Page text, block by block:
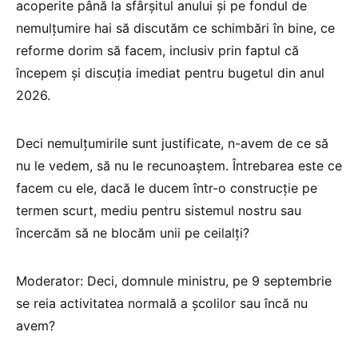
acoperite până la sfârșitul anului și pe fondul de
nemulțumire hai să discutăm ce schimbări în bine, ce
reforme dorim să facem, inclusiv prin faptul că
începem și discuția imediat pentru bugetul din anul
2026.
Deci nemulțumirile sunt justificate, n-avem de ce să
nu le vedem, să nu le recunoaștem. Întrebarea este ce
facem cu ele, dacă le ducem într-o construcție pe
termen scurt, mediu pentru sistemul nostru sau
încercăm să ne blocăm unii pe ceilalți?
Moderator: Deci, domnule ministru, pe 9 septembrie
se reia activitatea normală a școlilor sau încă nu
avem?